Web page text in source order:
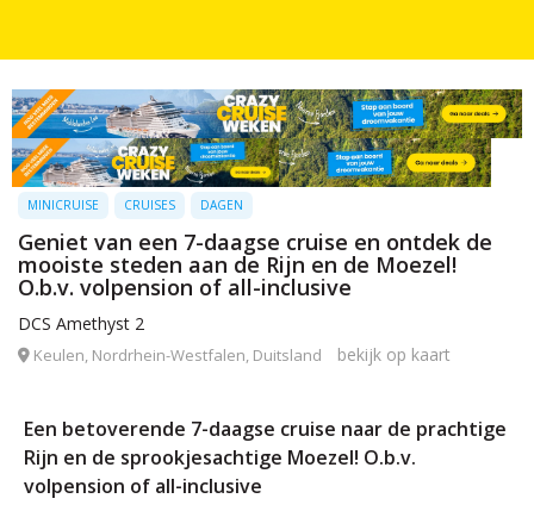
MINICRUISE CRUISES DAGEN
Geniet van een 7-daagse cruise en ontdek de
mooiste steden aan de Rijn en de Moezel!
O.b.v. volpension of all-inclusive
DCS Amethyst 2
Keulen, Nordrhein-Westfalen, Duitsland bekijk op kaart
Een betoverende 7-daagse cruise naar de prachtige
Rijn en de sprookjesachtige Moezel! O.b.v.
volpension of all-inclusive